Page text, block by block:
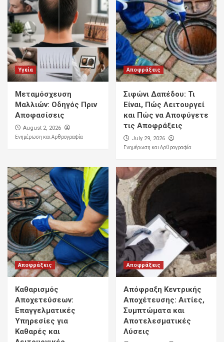
Υγεία
Μεταμόσχευση
Μαλλιών: Οδηγός Πριν
Αποφασίσεις
August 2, 2026
Ενημέρωση και Αρθρογραφία
Αποφράξεις
Σιφώνι Δαπέδου: Τι
Είναι, Πώς Λειτουργεί
και Πώς να Αποφύγετε
τις Αποφράξεις
July 29, 2026
Ενημέρωση και Αρθρογραφία
Αποφράξεις
Καθαρισμός
Αποχετεύσεων:
Επαγγελματικές
Υπηρεσίες για
Καθαρές και
Αποφράξεις
Απόφραξη Κεντρικής
Αποχέτευσης: Αιτίες,
Συμπτώματα και
Αποτελεσματικές
Λύσεις